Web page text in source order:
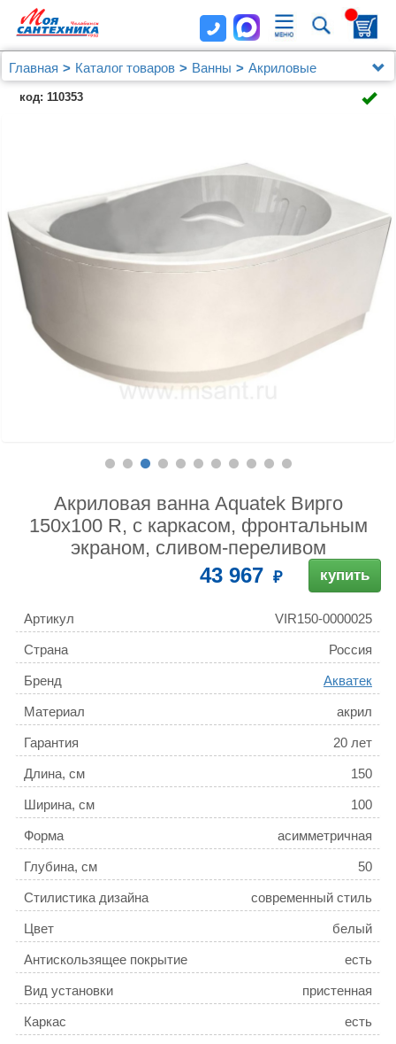
Главная Каталог товаров Ванны
Акриловые
Акриловая ванна Aquatek Вирго 150x100 R, с
каркасом, фронтальным экраном, сливом-переливом
код: 110353
Акриловая ванна Aquatek Вирго
150x100 R, с каркасом, фронтальным
экраном, сливом-переливом
43 967 купить
Артикул VIR150-0000025
Страна Россия
Бренд Акватек
Материал акрил
Гарантия 20 лет
Длина, см 150
Ширина, см 100
Форма асимметричная
Глубина, см 50
Стилистика дизайна современный стиль
Цвет белый
Антискользящее покрытие есть
Вид установки пристенная
Каркас есть